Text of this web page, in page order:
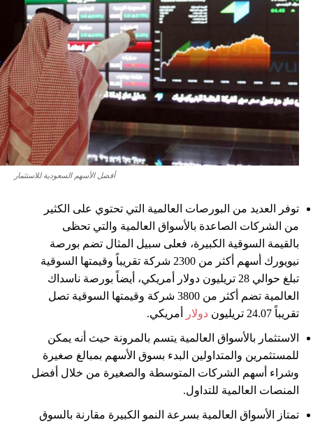
أفضل الأسهم السعودية للاستثمار
توفر العديد من البورصات العالمية التي تحتوي على الكثير
من الشركات الصاعدة بالأسواق العالمية والتي تحظى
بالقيمة السوقية الكبيرة، فعلى سبيل المثال تضم بورصة
نيويورك أسهم أكثر من 2300 شركة تقريباً وقيمتها السوقية
تبلغ حوالي 28 تريليون دولار أمريكي، أيضاً بورصة ناسداك
العالمية تضم أكثر من 3800 شركة وقيمتها السوقية تصل
تقريباً 24.07 تريليون
دولار أمريكي.
الاستثمار بالأسواق العالمية يتسم بالمرونة حيث أنه يمكن
للمستثمرين والمتداولين البدء بسوق الأسهم بمبالغ صغيرة
وشراء أسهم الشركات المتوسطة والصغيرة من خلال أفضل
المنصات العالمية للتداول.
تمتاز الأسواق العالمية بسرعة النمو الكبيرة مقارنة بالسوق